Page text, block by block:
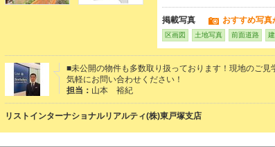
掲載写真 おすすめ写
区画図 土地写真 前面道路
■未公開の物件も多数取り扱っております！現地のご
気軽にお問い合わせください！
担当： 山本 裕紀
リストインターナショナルリアルティ(株)東戸塚支店